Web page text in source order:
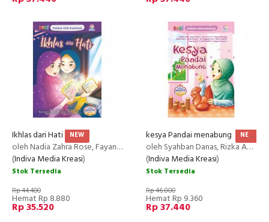
Ikhlas dari Hati NEW
oleh Nadia Zahra Rose, Fayanna Ailisha Davianny, Muhammad Jundy Ashari, Nasywa Dellia Putri, Nayla Sabith
(Indiva Media Kreasi)
Stok Tersedia
Rp 44.400
Hemat Rp 8.880
Rp 35.520
kesya Pandai menabung NEW
oleh Syahban Danas, Rizka Amelia Dewi, Zata Yumni Adania Tarisa Iskandar, Keysa Rahmadiasti, Zaskia Talit
(Indiva Media Kreasi)
Stok Tersedia
Rp 46.800
Hemat Rp 9.360
Rp 37.440